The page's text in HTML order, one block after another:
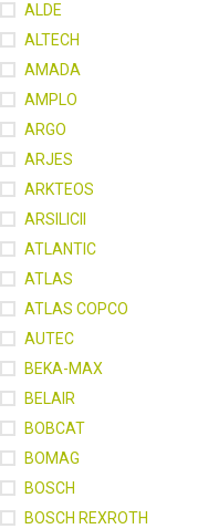
ALDE
ALTECH
AMADA
AMPLO
ARGO
ARJES
ARKTEOS
ARSILICII
ATLANTIC
ATLAS
ATLAS COPCO
AUTEC
BEKA-MAX
BELAIR
BOBCAT
BOMAG
BOSCH
BOSCH REXROTH